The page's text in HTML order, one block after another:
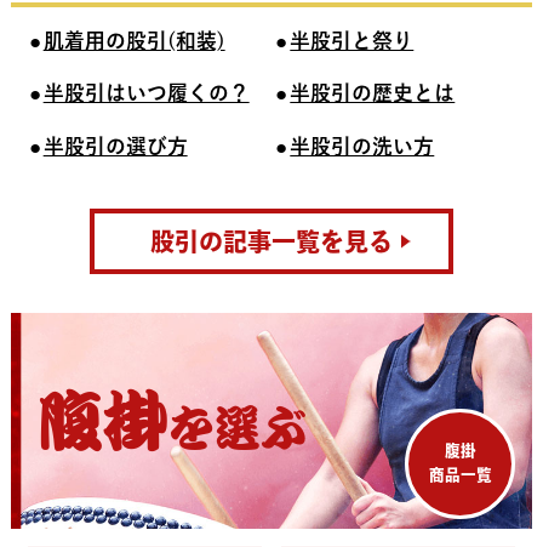
肌着用の股引(和装) 半股引と祭り
半股引はいつ履くの？ 半股引の歴史とは
半股引の選び方 半股引の洗い方
股引の記事一覧を見る
腹掛を選ぶ
腹掛
商品一覧